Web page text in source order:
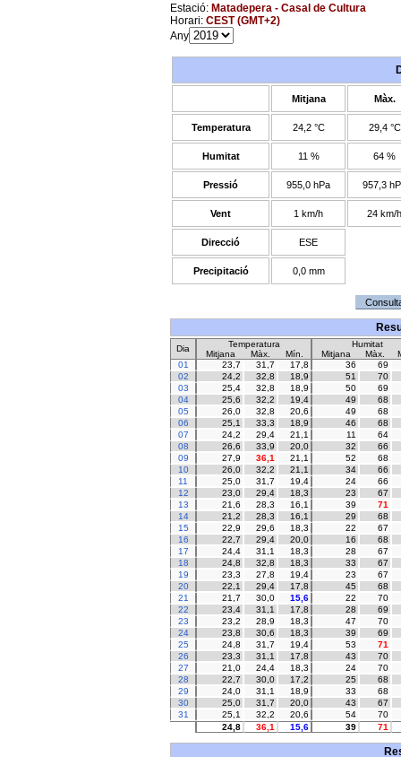
Estació: Matadepera - Casal de Cultura
Horari: CEST (GMT+2)
Any
Mitjana Màx.
Temperatura 24,2 °C 29,4 °C
Humitat 11 % 64 %
Pressió 955,0 hPa 957,3
Vent 1 km/h 24 km/h
Direcció ESE
Precipitació 0,0 mm
Dia Temperatura
Humitat
Mitjana
Màx. Mín. Mitjana Màx.
01
23,7 31,7 17,8 36
69
02
24,2 32,8 18,9 51
70
03
25,4 32,8 18,9 50
69
04
25,6 32,2 19,4 49
68
05
26,0 32,8 20,6 49
68
06
25,1 33,3 18,9 46
68
07
24,2 29,4 21,1 11
64
08
26,6 33,9 20,0 32
66
09
27,9 36,1 21,1 52
68
10
26,0 32,2 21,1 34
66
11
25,0 31,7 19,4 24
66
12
23,0 29,4 18,3 23
67
13
21,6 28,3 16,1 39
71
14
21,2 28,3 16,1 29
68
15
22,9 29,6 18,3 22
67
16
22,7 29,4 20,0 16
68
17
24,4 31,1 18,3 28
67
18
24,8 32,8 18,3 33
67
19
23,3 27,8 19,4 23
67
20
22,1 29,4 17,8 45
68
21
21,7 30,0 15,6 22
70
22
23,4 31,1 17,8 28
69
23
23,2 28,9 18,3 47
70
24
23,8 30,6 18,3 39
69
25
24,8 31,7 19,4 53
71
26
23,3 31,1 17,8 43
70
27
21,0 24,4 18,3 24
70
28
22,7 30,0 17,2 25
68
29
24,0 31,1 18,9 33
68
30
25,0 31,7 20,0 43
67
31
25,1 32,2 20,6 54
70
24,8
36,1 15,6 39 71